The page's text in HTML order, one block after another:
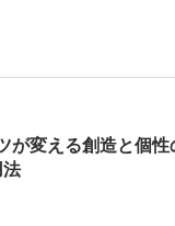
が変える創造と個性